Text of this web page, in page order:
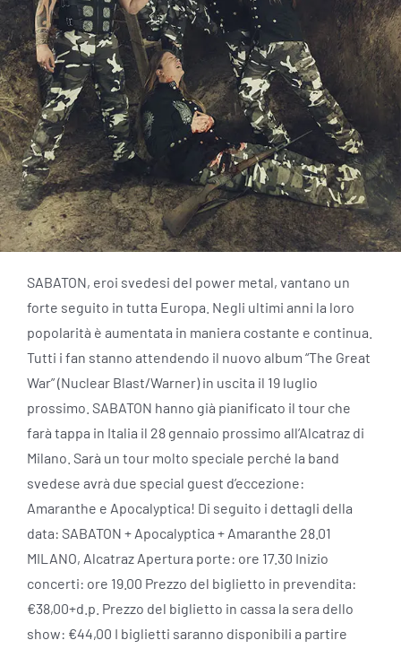
SABATON, eroi svedesi del power metal, vantano un
forte seguito in tutta Europa. Negli ultimi anni la loro
popolarità è aumentata in maniera costante e continua.
Tutti i fan stanno attendendo il nuovo album “The Great
War” (Nuclear Blast/Warner) in uscita il 19 luglio
prossimo. SABATON hanno già pianificato il tour che
farà tappa in Italia il 28 gennaio prossimo all’Alcatraz di
Milano. Sarà un tour molto speciale perché la band
svedese avrà due special guest d’eccezione:
Amaranthe e Apocalyptica! Di seguito i dettagli della
data: SABATON + Apocalyptica + Amaranthe 28.01
MILANO, Alcatraz Apertura porte: ore 17.30 Inizio
concerti: ore 19.00 Prezzo del biglietto in prevendita:
€38,00+d.p. Prezzo del biglietto in cassa la sera dello
show: €44,00 I biglietti saranno disponibili a partire